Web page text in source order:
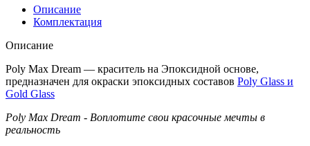
Описание
Комплектация
Описание
Poly Max Dream ― краситель на Эпоксидной основе,
предназначен для окраски эпоксидных составов Poly Glass и
Gold Glass
Poly Max Dream - Воплотите свои красочные мечты в
реальность